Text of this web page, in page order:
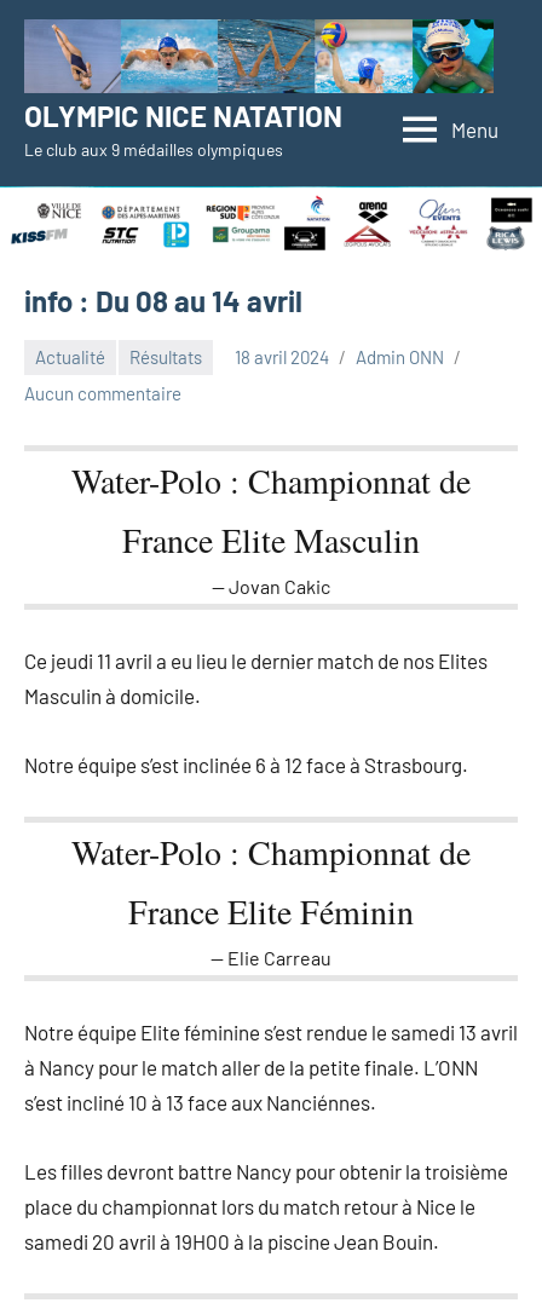
Aller
OLYMPIC NICE NATATION
Le club aux 9 médailles olympiques
Menu
info : Du 08 au 14 avril
Actualité Résultats 18 avril 2024
Admin ONN
Aucun commentaire
Water-Polo : Championnat de
France Elite Masculin
Jovan Cakic
Ce jeudi 11 avril a eu lieu le dernier match de nos Elites
Masculin à domicile.
Notre équipe s’est inclinée 6 à 12 face à Strasbourg.
Water-Polo : Championnat de
France Elite Féminin
Elie Carreau
Notre équipe Elite féminine s’est rendue le samedi 13 avril
à Nancy pour le match aller de la petite finale. L’ONN
s’est incliné 10 à 13 face aux Nanciénnes.
Les filles devront battre Nancy pour obtenir la troisième
place du championnat lors du match retour à Nice le
samedi 20 avril à 19H00 à la piscine Jean Bouin.